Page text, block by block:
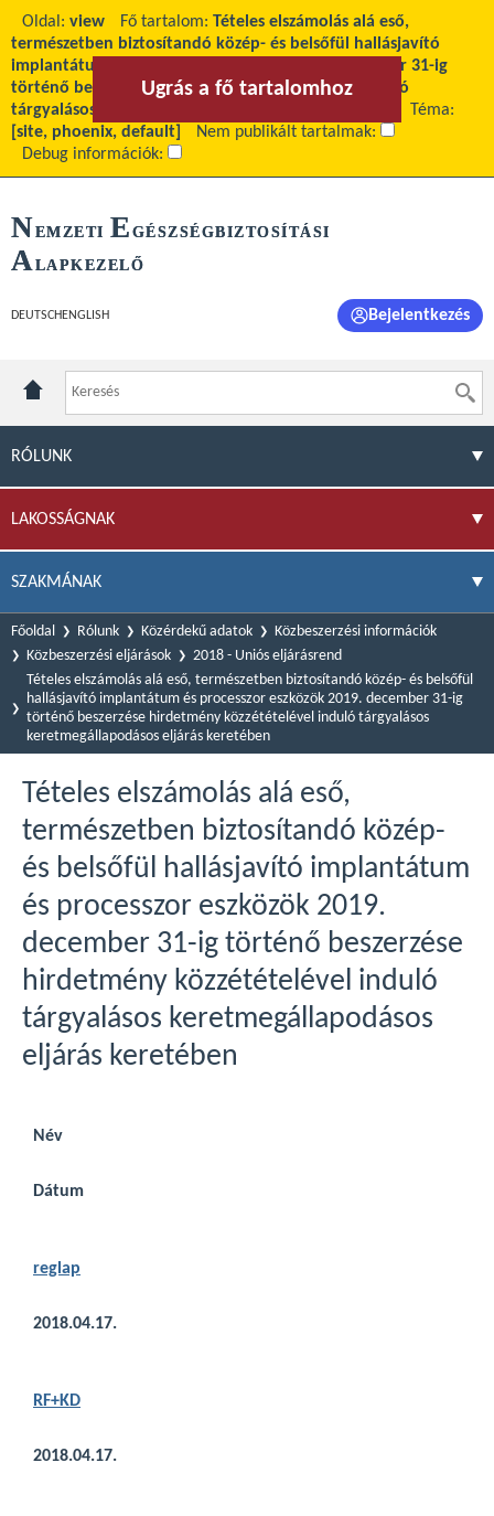
Oldal: view Fő tartalom: Tételes elszámolás alá eső,
természetben biztosítandó közép- és belsőfül hallásjavító
implantátum és processzor eszközök 2019. december 31-ig
történő beszerzése hirdetmény közzétételével induló
tárgyalásos keretmegállapodásos eljárás keretében
Téma:
[site, phoenix, default]
Nem publikált tartalmak:
Debug információk:
Ugrás a menühöz
Ugrás a fő tartalomhoz
NEMZETI E GÉSZSÉGBIZTOSÍTÁSI
ALAPKEZELŐ
DEUTSCH ENGLISH Bejelentkezés
RÓLUNK
LAKOSSÁGNAK
SZAKMÁNAK
Főoldal Rólunk Közérdekű adatok
Közbeszerzési információk
Közbeszerzési eljárások
2018 - Uniós eljárásrend
Tételes elszámolás alá eső, természetben biztosítandó közép- és belsőfül
hallásjavító implantátum és processzor eszközök 2019. december 31-ig
történő beszerzése hirdetmény közzétételével induló tárgyalásos
keretmegállapodásos eljárás keretében
Tételes elszámolás alá eső,
természetben biztosítandó közép-
és belsőfül hallásjavító implantátum
és processzor eszközök 2019.
december 31-ig történő beszerzése
hirdetmény közzétételével induló
tárgyalásos keretmegállapodásos
eljárás keretében
Név
Dátum
reglap
2018.04.17.
RF+KD
2018.04.17.